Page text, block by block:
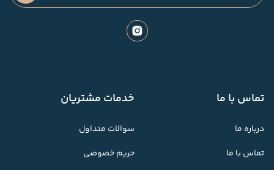
تماس با ما
درباره ما
تماس با ما
خدمات مشتریان
سوالات متداول
حریم خصوصی